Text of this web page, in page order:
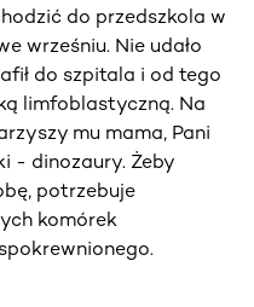
do przedszkola w
wrześniu. Nie udało
do szpitala i od tego
limfoblastyczną. Na
mu mama, Pani
- dinozaury. Żeby
potrzebuje
komórek